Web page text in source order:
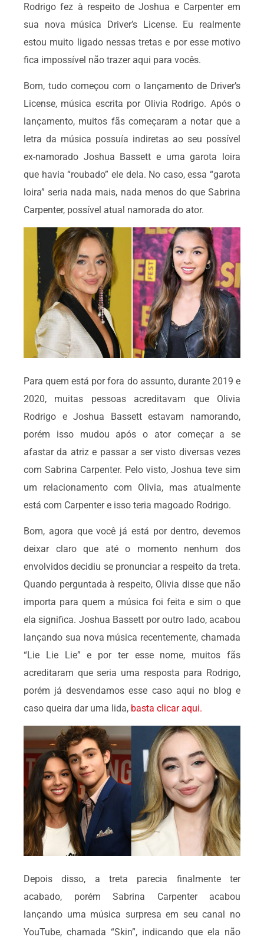
Rodrigo fez à respeito de Joshua e Carpenter em
sua nova música Driver’s License. Eu realmente
estou muito ligado nessas tretas e por esse motivo
fica impossível não trazer aqui para vocês.
Bom, tudo começou com o lançamento de Driver’s
License, música escrita por Olivia Rodrigo. Após o
lançamento, muitos fãs começaram a notar que a
letra da música possuía indiretas ao seu possível
ex-namorado Joshua Bassett e uma garota loira
que havia “roubado” ele dela. No caso, essa “garota
loira” seria nada mais, nada menos do que Sabrina
Carpenter, possível atual namorada do ator.
Para quem está por fora do assunto, durante 2019 e
2020, muitas pessoas acreditavam que Olivia
Rodrigo e Joshua Bassett estavam namorando,
porém isso mudou após o ator começar a se
afastar da atriz e passar a ser visto diversas vezes
com Sabrina Carpenter. Pelo visto, Joshua teve sim
um relacionamento com Olivia, mas atualmente
está com Carpenter e isso teria magoado Rodrigo.
Bom, agora que você já está por dentro, devemos
deixar claro que até o momento nenhum dos
envolvidos decidiu se pronunciar a respeito da treta.
Quando perguntada à respeito, Olivia disse que não
importa para quem a música foi feita e sim o que
ela significa. Joshua Bassett por outro lado, acabou
lançando sua nova música recentemente, chamada
“Lie Lie Lie” e por ter esse nome, muitos fãs
acreditaram que seria uma resposta para Rodrigo,
porém já desvendamos esse caso aqui no blog e
caso queira dar uma lida, basta clicar aqui.
Depois disso, a treta parecia finalmente ter
acabado, porém Sabrina Carpenter acabou
lançando uma música surpresa em seu canal no
YouTube, chamada “Skin”, indicando que ela não